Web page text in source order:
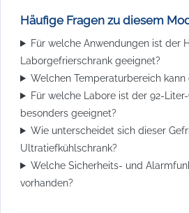
Häufige Fragen zu diesem
Für welche Anwendungen ist der
Laborgefrierschrank geeignet?
Welchen Temperaturbereich kann
Für welche Labore ist der 92-
besonders geeignet?
Wie unterscheidet sich dieser
Ultratiefkühlschrank?
Welche Sicherheits- und
vorhanden?